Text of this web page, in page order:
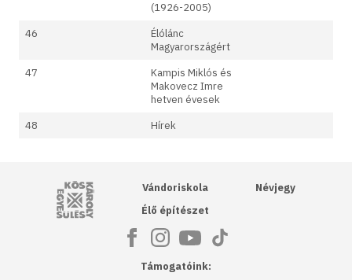
(1926-2005)
46
Élólánc
Magyarországért
47
Kampis Miklós és
Makovecz Imre
hetven évesek
48
Hírek
Kós Károly Egyesülés
Vándoriskola
Élő építészet
Névjegy
Támogatóink: